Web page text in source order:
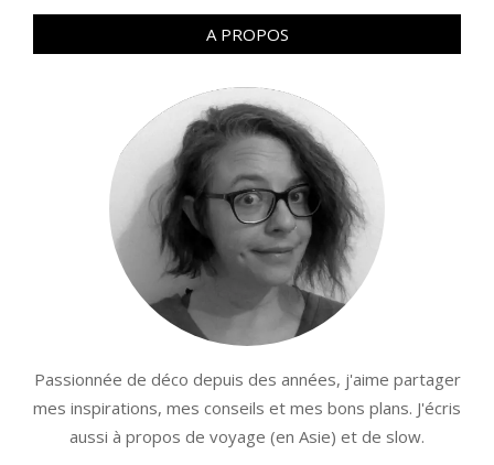
A PROPOS
Passionnée de déco depuis des années, j'aime partager
mes inspirations, mes conseils et mes bons plans. J'écris
aussi à propos de voyage (en Asie) et de slow.